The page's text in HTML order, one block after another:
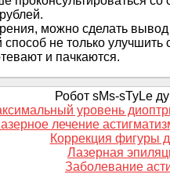
можно сделать
не только
и пачкаются.
Робот sMs-sTyLe
уровень
лечение
Коррекция фигуры
Лазерная
Заболевание